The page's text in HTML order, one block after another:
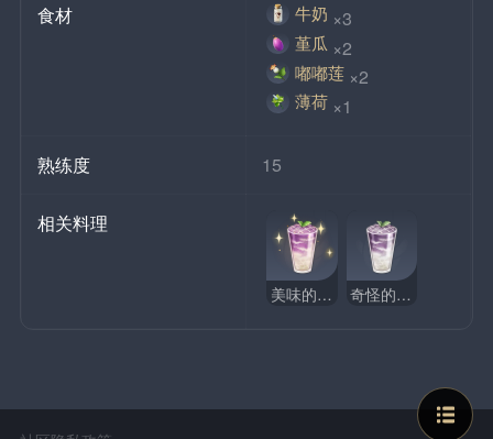
食材 牛奶 ×3
堇瓜 ×2
嘟嘟莲 ×2
薄荷 ×1
熟练度 15
相关料理
美味的紫苑云霓 奇怪的紫苑云霓